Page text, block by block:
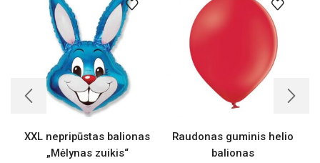
XXL nepripūstas balionas
„Mėlynas zuikis“
Raudonas guminis helio
balionas